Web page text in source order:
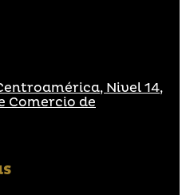
Nivel 14,
Comercio de